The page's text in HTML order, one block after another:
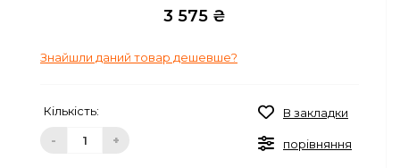
3 575 ₴
Знайшли даний товар дешевше?
Кількість:
- +
В закладки
порівняння